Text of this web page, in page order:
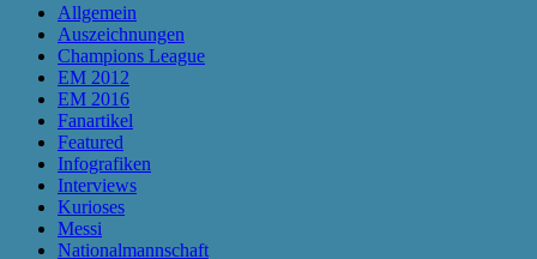
Allgemein
Auszeichnungen
Champions League
EM 2012
EM 2016
Fanartikel
Featured
Infografiken
Interviews
Kurioses
Messi
Nationalmannschaft